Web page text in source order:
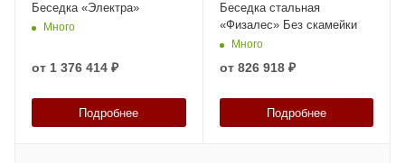
Беседка «Электра»
Много
от 1 376 414 ₽
Подробнее
Беседка стальная
«Физалес» Без скамейки
Много
от 826 918 ₽
Подробнее